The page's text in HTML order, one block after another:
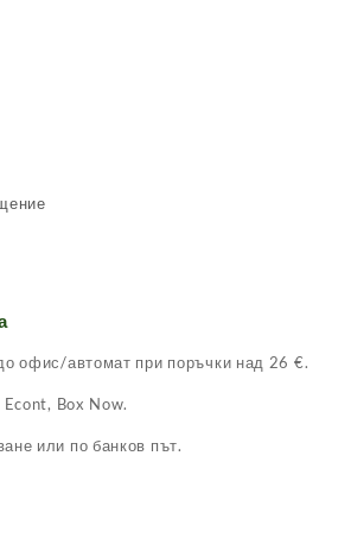
офис/автомат при поръчки над 26 €.
Box Now.
или по банков път.